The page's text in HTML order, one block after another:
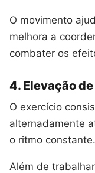
O movimento
melhora a
combater os
4. Elevação
O exercício
alternadamente
o ritmo constante.
Além de